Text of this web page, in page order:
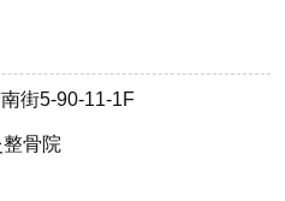
街5-90-11-1F
整骨院